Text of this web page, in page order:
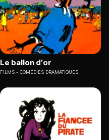
Le ballon d'or
FILMS COMÉDIES DRAMATIQUES